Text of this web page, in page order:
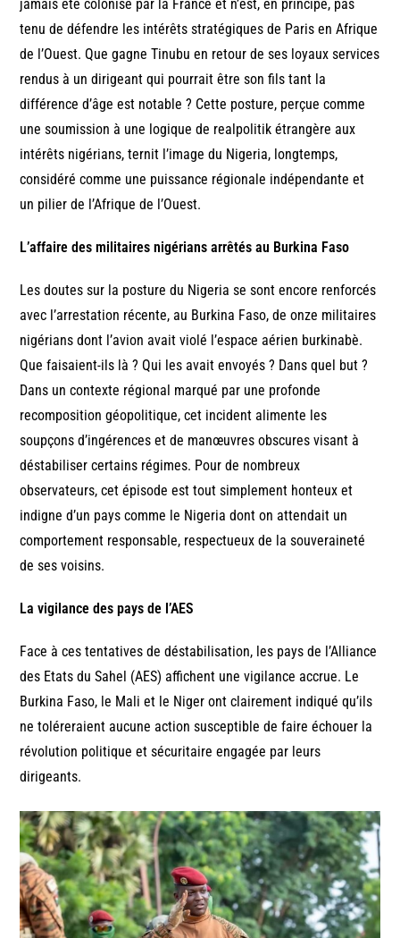
jamais été colonisé par la France et n’est, en principe, pas
tenu de défendre les intérêts stratégiques de Paris en Afrique
de l’Ouest. Que gagne Tinubu en retour de ses loyaux services
rendus à un dirigeant qui pourrait être son fils tant la
différence d’âge est notable ? Cette posture, perçue comme
une soumission à une logique de realpolitik étrangère aux
intérêts nigérians, ternit l’image du Nigeria, longtemps,
considéré comme une puissance régionale indépendante et
un pilier de l’Afrique de l’Ouest.
L’affaire des militaires nigérians arrêtés au Burkina Faso
Les doutes sur la posture du Nigeria se sont encore renforcés
avec l’arrestation récente, au Burkina Faso, de onze militaires
nigérians dont l’avion avait violé l’espace aérien burkinabè.
Que faisaient-ils là ? Qui les avait envoyés ? Dans quel but ?
Dans un contexte régional marqué par une profonde
recomposition géopolitique, cet incident alimente les
soupçons d’ingérences et de manœuvres obscures visant à
déstabiliser certains régimes. Pour de nombreux
observateurs, cet épisode est tout simplement honteux et
indigne d’un pays comme le Nigeria dont on attendait un
comportement responsable, respectueux de la souveraineté
de ses voisins.
La vigilance des pays de l’AES
Face à ces tentatives de déstabilisation, les pays de l’Alliance
des Etats du Sahel (AES) affichent une vigilance accrue. Le
Burkina Faso, le Mali et le Niger ont clairement indiqué qu’ils
ne toléreraient aucune action susceptible de faire échouer la
révolution politique et sécuritaire engagée par leurs
dirigeants.